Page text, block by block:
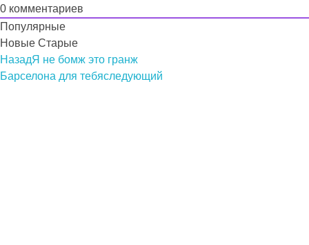
0 комментариев
Популярные
Новые Старые
НазадЯ не бомж это гранж
Барселона для тебяследующий